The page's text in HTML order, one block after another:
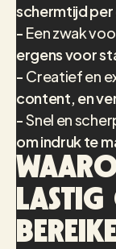
schermtijd per
- Een zwak
ergens voor
- Creatief en
content, en
-Snel en
om indruk te
lastig